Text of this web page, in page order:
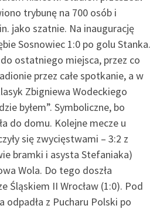
trybunę na 700 osób i
jako szatnie. Na inaugurację
Sosnowiec 1:0 po golu Stanka.
ostatniego miejsca, przez co
przez całe spotkanie, a w
Zbigniewa Wodeckiego
byłem”. Symboliczne, bo
do domu. Kolejne mecze u
się zwycięstwami – 3:2 z
bramki i asysta Stefaniaka)
Wola. Do tego doszła
Śląskiem II Wrocław (1:0). Pod
odpadła z Pucharu Polski po